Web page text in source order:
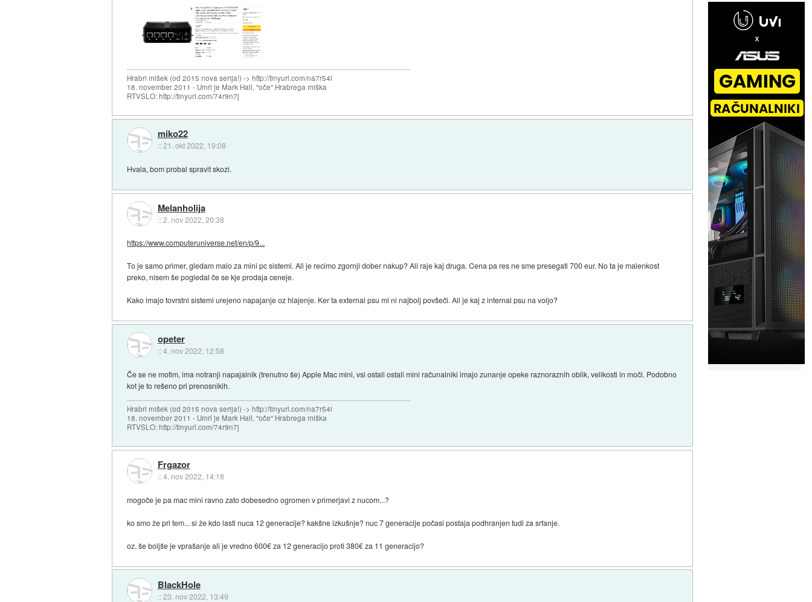
Hrabri mišek (od 2015 nova serija!) -> http://tinyurl.com/na7r54l
18. november 2011 - Umrl je Mark Hall, "oče" Hrabrega miška
RTVSLO: http://tinyurl.com/74r9n7j
miko22
::21. okt 2022, 19:08
Hvala, bom probal spravit skozi.
Melanholija
::2. nov 2022, 20:38
https://www.computeruniverse.net/en/p/9...
To je samo primer, gledam malo za mini pc sistemi. Ali je recimo zgornji dober nakup? Ali raje kaj druga. Cena pa res ne sme presegati 700 eur. No ta je malenkost
preko, nisem še pogledal če se kje prodaja ceneje.
Kako imajo tovrstni sistemi urejeno napajanje oz hlajenje. Ker ta external psu mi ni najbolj povšeči. Ali je kaj z internal psu na voljo?
opeter
::4. nov 2022, 12:58
Če se ne motim, ima notranji napajalnik (trenutno še) Apple Mac mini, vsi ostali ostali mini računalniki imajo zunanje opeke raznoraznih oblik, velikosti in moči. Podobno
kot je to rešeno pri prenosnikih.
Hrabri mišek (od 2015 nova serija!) -> http://tinyurl.com/na7r54l
18. november 2011 - Umrl je Mark Hall, "oče" Hrabrega miška
RTVSLO: http://tinyurl.com/74r9n7j
Frgazor
::4. nov 2022, 14:18
mogoče je pa mac mini ravno zato dobesedno ogromen v primerjavi z nucom...?
ko smo že pri tem... si že kdo lasti nuca 12 generacije? kakšne izkušnje? nuc 7 generacije počasi postaja podhranjen tudi za srfanje.
oz. še boljše je vprašanje ali je vredno 600€ za 12 generacijo proti 380€ za 11 generacijo?
BlackHole
::23. nov 2022, 13:49